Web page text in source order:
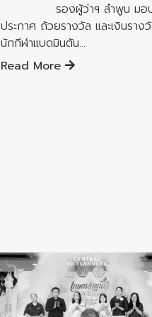
รองผู้ว่าฯ ลำพูน มอบ
ประกาศ ถ้วยรางวัล และเงินราง
นักกีฬาแบดมินตัน...
Read More